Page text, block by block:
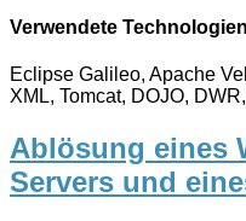
Verwendete
Eclipse Galileo, Apache
XML, Tomcat, DOJO,
Ablösung eines
Servers und